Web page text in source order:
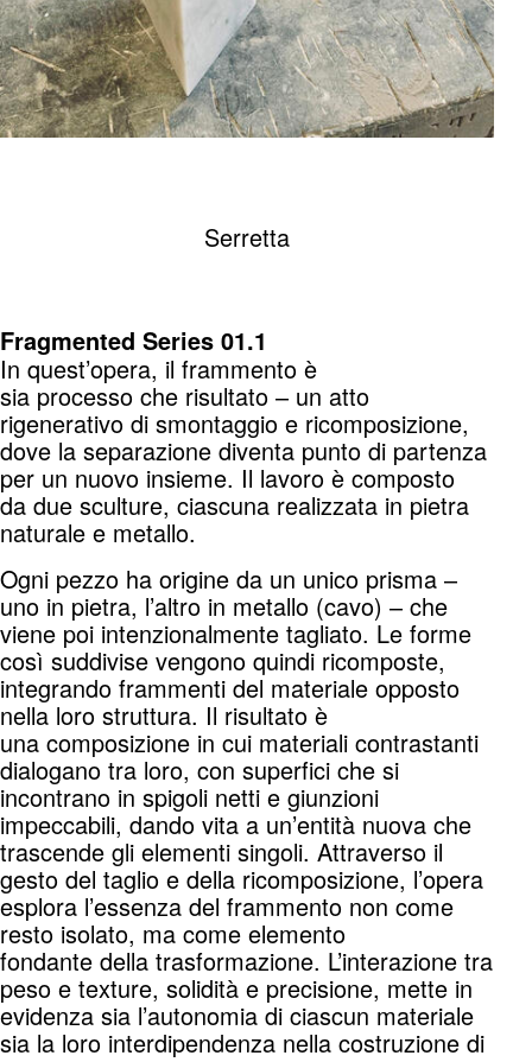
Serretta
Fragmented Series 01.1
In quest’opera, il frammento è
sia processo che risultato – un atto
rigenerativo di smontaggio e ricomposizione,
dove la separazione diventa punto di partenza
per un nuovo insieme. Il lavoro è composto
da due sculture, ciascuna realizzata in pietra
naturale e metallo.
Ogni pezzo ha origine da un unico prisma –
uno in pietra, l’altro in metallo (cavo) – che
viene poi intenzionalmente tagliato. Le forme
così suddivise vengono quindi ricomposte,
integrando frammenti del materiale opposto
nella loro struttura. Il risultato è
una composizione in cui materiali contrastanti
dialogano tra loro, con superfici che si
incontrano in spigoli netti e giunzioni
impeccabili, dando vita a un’entità nuova che
trascende gli elementi singoli. Attraverso il
gesto del taglio e della ricomposizione, l’opera
esplora l’essenza del frammento non come
resto isolato, ma come elemento
fondante della trasformazione. L’interazione tra
peso e texture, solidità e precisione, mette in
evidenza sia l’autonomia di ciascun materiale
sia la loro interdipendenza nella costruzione di